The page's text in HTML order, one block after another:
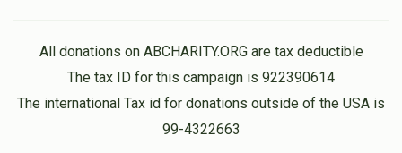
All donations on ABCHARITY.ORG are tax deductible
The tax ID for this campaign is 922390614
The international Tax id for donations outside of the USA is
99-4322663